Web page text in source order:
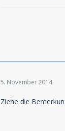
5. November 2014
Ziehe die